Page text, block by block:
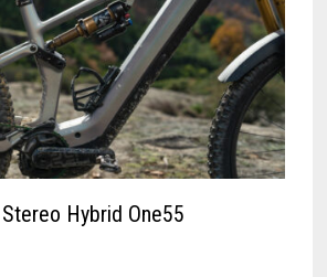
Stereo Hybrid One55